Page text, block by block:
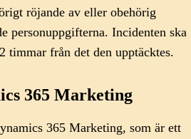
röjande av eller obehörig
personuppgifterna. Incidenten ska
från det den upptäcktes.
365 Marketing
365 Marketing, som är ett